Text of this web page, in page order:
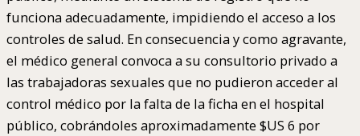
funciona adecuadamente, impidiendo el acceso a los
controles de salud. En consecuencia y como agravante,
el médico general convoca a su consultorio privado a
las trabajadoras sexuales que no pudieron acceder al
control médico por la falta de la ficha en el hospital
público, cobrándoles aproximadamente $US 6 por